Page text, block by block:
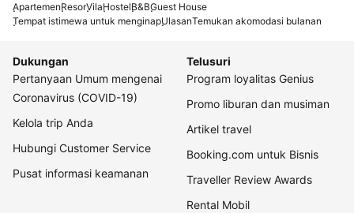
ApartemenResorVilaHostelB&BGuest House
Tempat istimewa untuk menginapUlasanTemukan akomodasi bulanan
Dukungan
Pertanyaan Umum mengenai
Coronavirus (COVID-19)
Kelola trip Anda
Hubungi Customer Service
Pusat informasi keamanan
Telusuri
Program loyalitas Genius
Promo liburan dan musiman
Artikel travel
Booking.com untuk Bisnis
Traveller Review Awards
Rental Mobil